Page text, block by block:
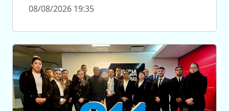
08/08/2026 19:35